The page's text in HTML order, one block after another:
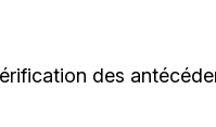
des